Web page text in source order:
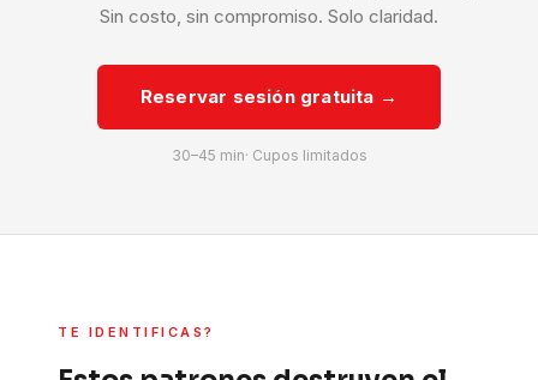
Sin costo, sin compromiso. Solo claridad.
Reservar sesión gratuita →
30–45 min· Cupos limitados
TE IDENTIFICAS?